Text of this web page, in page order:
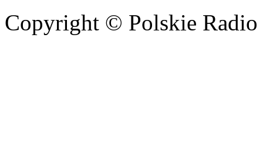
Copyright © Polskie